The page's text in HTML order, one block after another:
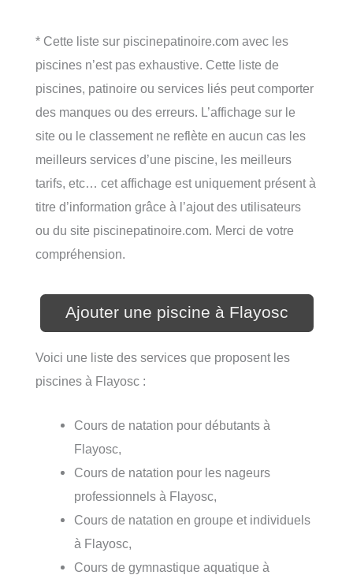
* Cette liste sur piscinepatinoire.com avec les
piscines n’est pas exhaustive. Cette liste de
piscines, patinoire ou services liés peut comporter
des manques ou des erreurs. L’affichage sur le
site ou le classement ne reflète en aucun cas les
meilleurs services d’une piscine, les meilleurs
tarifs, etc… cet affichage est uniquement présent à
titre d’information grâce à l’ajout des utilisateurs
ou du site piscinepatinoire.com. Merci de votre
compréhension.
Ajouter une piscine à Flayosc
Voici une liste des services que proposent les
piscines à Flayosc :
Cours de natation pour débutants à
Flayosc,
Cours de natation pour les nageurs
professionnels à Flayosc,
Cours de natation en groupe et individuels
à Flayosc,
Cours de gymnastique aquatique à